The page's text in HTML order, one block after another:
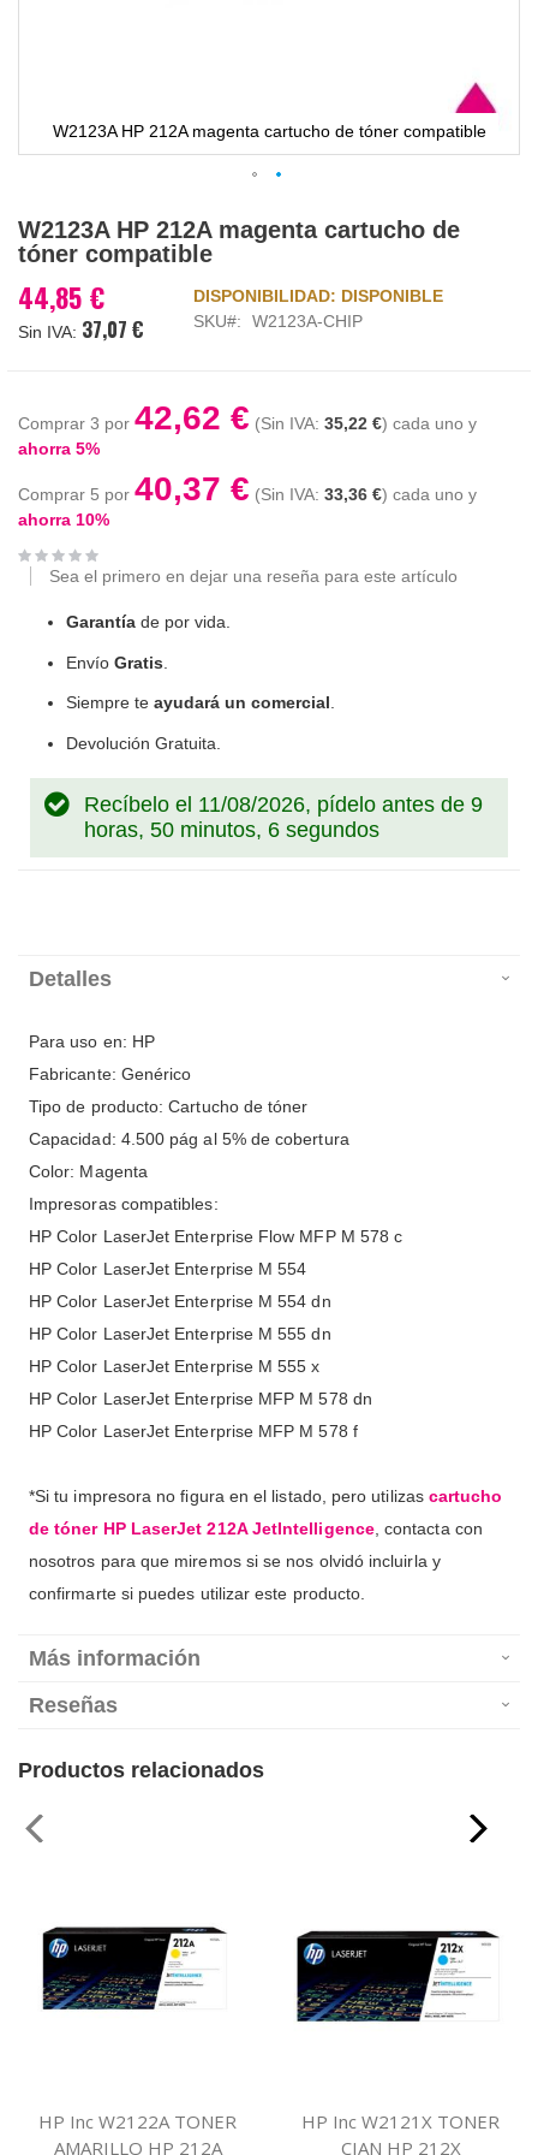
W2123A HP 212A magenta cartucho de tóner compatible
al
comienzo
la
galería
W2123A HP 212A magenta cartucho de
tóner compatible
44,85 €
37,07 €
DISPONIBILIDAD: DISPONIBLE
SKU
W2123A-CHIP
Comprar 3 por 42,62 € 35,22 € cada uno y
ahorra 5%
Comprar 5 por 40,37 € 33,36 € cada uno y
ahorra 10%
Sea el primero en dejar una reseña para este artículo
Garantía de por vida.
Envío Gratis
Siempre te ayudará un comercial.
Devolución Gratuita.
Recíbelo el 11/08/2026, pídelo antes de 9
horas, 50 minutos, 6 segundos
Detalles
Para uso en: HP
Fabricante: Genérico
Tipo de producto: Cartucho de tóner
Capacidad: 4.500 pág al 5% de cobertura
Color: Magenta
Impresoras compatibles:
HP Color LaserJet Enterprise Flow MFP M 578 c
HP Color LaserJet Enterprise M 554
HP Color LaserJet Enterprise M 554 dn
HP Color LaserJet Enterprise M 555 dn
HP Color LaserJet Enterprise M 555 x
HP Color LaserJet Enterprise MFP M 578 dn
HP Color LaserJet Enterprise MFP M 578 f
*Si tu impresora no figura en el listado, pero utilizas cartucho
de tóner HP LaserJet 212A JetIntelligence, contacta con
nosotros para que miremos si se nos olvidó incluirla y
confirmarte si puedes utilizar este producto.
Más información
Reseñas
Productos relacionados
HP Inc W2122A TONER
AMARILLO HP 212A
HP Inc W2121X TONER
CIAN HP 212X